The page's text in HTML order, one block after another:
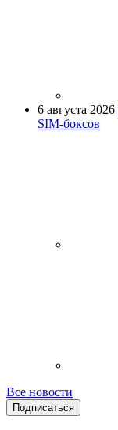
6 августа 2026
SIM-боксов
Все новости
Подписаться